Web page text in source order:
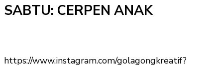
SABTU: CERPEN ANAK
https://www.instagram.com/golagongkreatif?